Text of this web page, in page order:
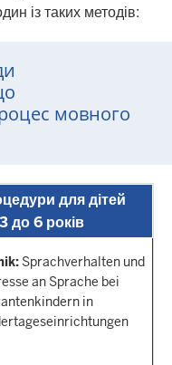
із таких методів:
мовного
для дітей
до 6 років
Sprachverhalten und
an Sprache bei
in